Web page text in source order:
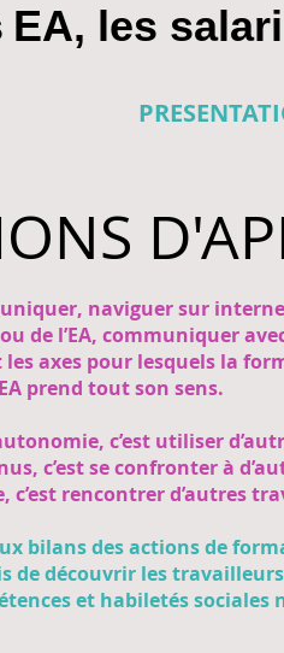
EA, les
naviguer sur
ou de l’EA, communiquer
les axes pour
prend tout son sens.
c’est utiliser
c’est se confronter à
c’est rencontrer d’autres
aux bilans des actions
de découvrir les
et habiletés sociales